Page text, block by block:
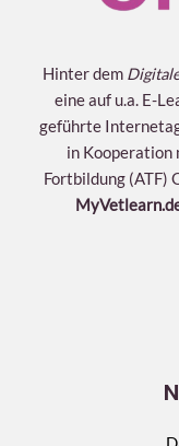
Hinter dem
eine auf u.a. E-
geführte
in Kooperation
Fortbildung (ATF)